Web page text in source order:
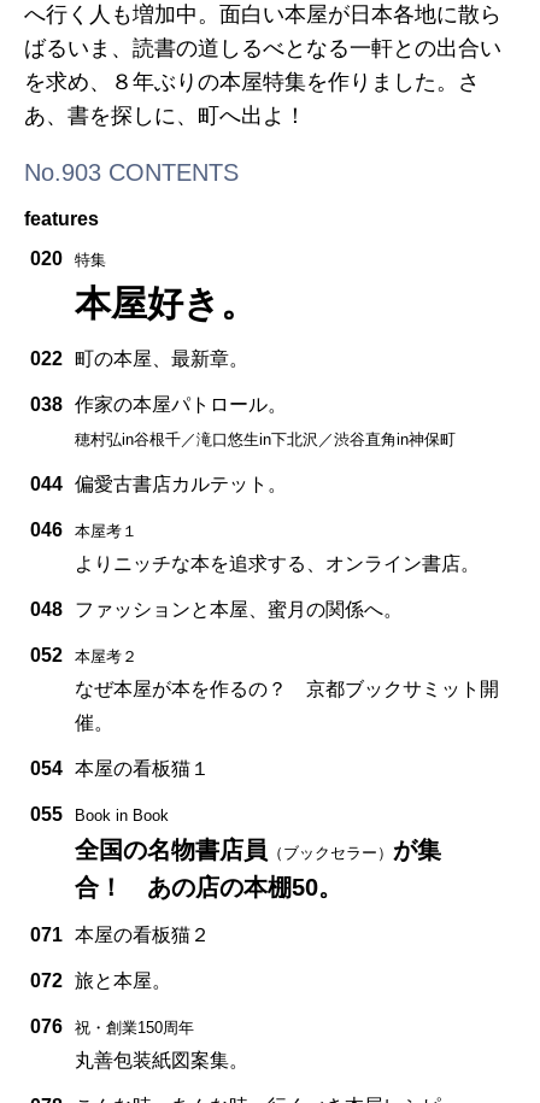
へ行く人も増加中。面白い本屋が日本各地に散ら
ばるいま、読書の道しるべとなる一軒との出合い
を求め、８年ぶりの本屋特集を作りました。さ
あ、書を探しに、町へ出よ！
No.903 CONTENTS
features
020
特集
本屋好き。
022 町の本屋、最新章。
038 作家の本屋パトロール。
穂村弘in谷根千／滝口悠生in下北沢／渋谷直角in神保町
044 偏愛古書店カルテット。
046 本屋考１
よりニッチな本を追求する、オンライン書店。
048 ファッションと本屋、蜜月の関係へ。
052 本屋考２
なぜ本屋が本を作るの？ 京都ブックサミット開
催。
054 本屋の看板猫１
055 Book in Book
全国の名物書店員 （ブックセラー） が集
合！ あの店の本棚50。
071 本屋の看板猫２
072 旅と本屋。
076 祝・創業150周年
丸善包装紙図案集。